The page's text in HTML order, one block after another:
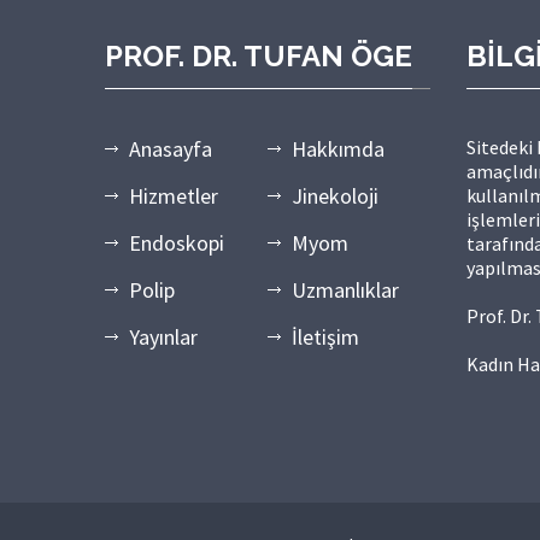
PROF. DR. TUFAN ÖGE
Anasayfa
Hakkımda
Hizmetler
Jinekoloji
Endoskopi
Myom
Polip
Uzmanlıklar
Yayınlar
İletişim
Prof. Dr.
Kadın